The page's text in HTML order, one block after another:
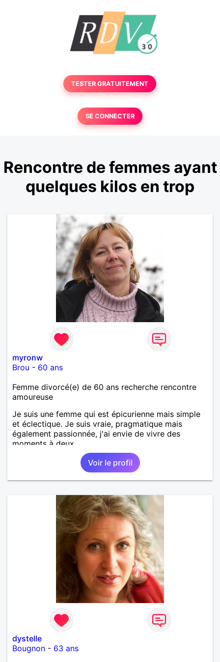
TESTER GRATUITEMENT
SE CONNECTER
Rencontre de femmes ayant
quelques kilos en trop
myronw
Brou - 60 ans
Femme divorcé(e) de 60 ans recherche rencontre
amoureuse
Je suis une femme qui est épicurienne mais simple
et éclectique. Je suis vraie, pragmatique mais
également passionnée, j'ai envie de vivre des
moments à deux.
Voir le profil
dystelle
Bougnon - 63 ans